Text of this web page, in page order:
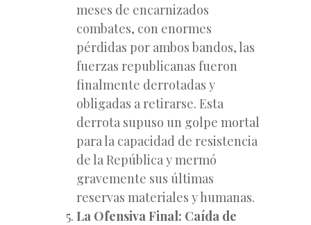
meses de encarnizados
combates, con enormes
pérdidas por ambos bandos, las
fuerzas republicanas fueron
finalmente derrotadas y
obligadas a retirarse. Esta
derrota supuso un golpe mortal
para la capacidad de resistencia
de la República y mermó
gravemente sus últimas
reservas materiales y humanas.
La Ofensiva Final: Caída de